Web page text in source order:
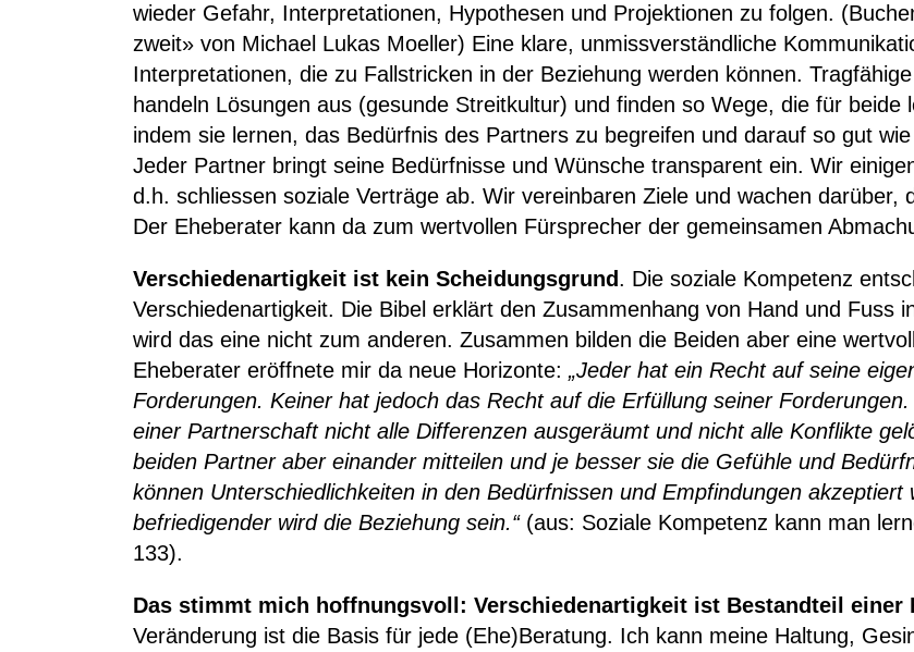
wieder Gefahr, Interpretationen, Hypothesen und Projektionen zu folgen.
zweit» von Michael Lukas Moeller) Eine klare, unmissverständliche
Interpretationen, die zu Fallstricken in der Beziehung werden können.
handeln Lösungen aus (gesunde Streitkultur) und finden so Wege, die für beide
indem sie lernen, das Bedürfnis des Partners zu begreifen und darauf so gut
Jeder Partner bringt seine Bedürfnisse und Wünsche transparent ein. Wir
d.h. schliessen soziale Verträge ab. Wir vereinbaren Ziele und wachen darüber,
Der Eheberater kann da zum wertvollen Fürsprecher der gemeinsamen
Verschiedenartigkeit ist kein Scheidungsgrund. Die soziale Kompetenz
Verschiedenartigkeit. Die Bibel erklärt den Zusammenhang von Hand und Fuss
wird das eine nicht zum anderen. Zusammen bilden die Beiden aber eine
Eheberater eröffnete mir da neue Horizonte: „Jeder hat ein Recht auf seine
Forderungen. Keiner hat jedoch das Recht auf die Erfüllung seiner
einer Partnerschaft nicht alle Differenzen ausgeräumt und nicht alle Konflikte
beiden Partner aber einander mitteilen und je besser sie die Gefühle und
können Unterschiedlichkeiten in den Bedürfnissen und Empfindungen
befriedigender wird die Beziehung sein.“ (aus: Soziale Kompetenz kann man
133).
Das stimmt mich hoffnungsvoll: Verschiedenartigkeit ist Bestandteil einer
Veränderung ist die Basis für jede (Ehe)Beratung. Ich kann meine Haltung,